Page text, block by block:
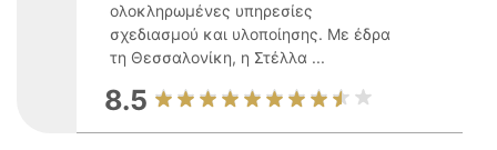
ολοκληρωμένες υπηρεσίες
σχεδιασμού και υλοποίησης. Με έδρα
τη Θεσσαλονίκη, η Στέλλα ...
8.5